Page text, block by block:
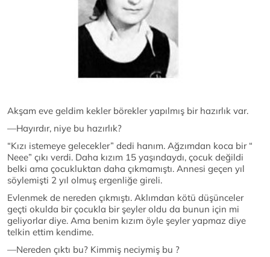
Akşam eve geldim kekler börekler yapılmış bir hazırlık var.
—Hayırdır, niye bu hazırlık?
“Kızı istemeye gelecekler” dedi hanım. Ağzımdan koca bir “
Neee” çıkı verdi. Daha kızım 15 yaşındaydı, çocuk değildi
belki ama çocukluktan daha çıkmamıştı. Annesi geçen yıl
söylemişti 2 yıl olmuş ergenliğe gireli.
Evlenmek de nereden çıkmıştı. Aklımdan kötü düşünceler
geçti okulda bir çocukla bir şeyler oldu da bunun için mi
geliyorlar diye. Ama benim kızım öyle şeyler yapmaz diye
telkin ettim kendime.
—Nereden çıktı bu? Kimmiş neciymiş bu ?